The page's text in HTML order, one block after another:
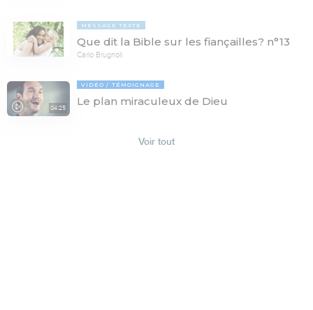
MESSAGE TEXTE
Que dit la Bible sur les fiançailles? n°13
Carlo Brugnoli
04:25
VIDÉO TÉMOIGNAGE
Le plan miraculeux de Dieu
Voir tout